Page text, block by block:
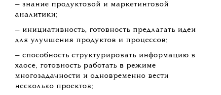
— знание продуктовой и маркетинговой
аналитики;
— инициативность, готовность предлагать идеи
для улучшения продуктов и процессов;
— способность структурировать информацию в
хаосе, готовность работать в режиме
многозадачности и одновременно вести
несколько проектов;